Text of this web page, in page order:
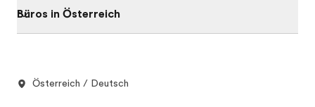
Büros in Österreich
Österreich / Deutsch